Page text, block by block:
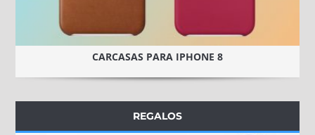
CARCASAS PARA IPHONE 8
REGALOS